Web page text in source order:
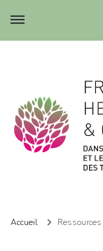
Frugalité dans
Accueil Ressources